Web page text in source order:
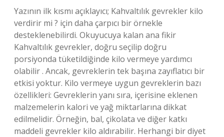
Yazının ilk kısmı açıklayıcı; Kahvaltılık gevrekler kilo
verdirir mi ? için daha çarpıcı bir örnekle
desteklenebilirdi. Okuyucuya kalan ana fikir
Kahvaltılık gevrekler, doğru seçilip doğru
porsiyonda tüketildiğinde kilo vermeye yardımcı
olabilir . Ancak, gevreklerin tek başına zayıflatıcı bir
etkisi yoktur. Kilo vermeye uygun gevreklerin bazı
özellikleri: Gevreklerin yanı sıra, içerisine eklenen
malzemelerin kalori ve yağ miktarlarına dikkat
edilmelidir. Örneğin, bal, çikolata ve diğer katkı
maddeli gevrekler kilo aldırabilir. Herhangi bir diyet